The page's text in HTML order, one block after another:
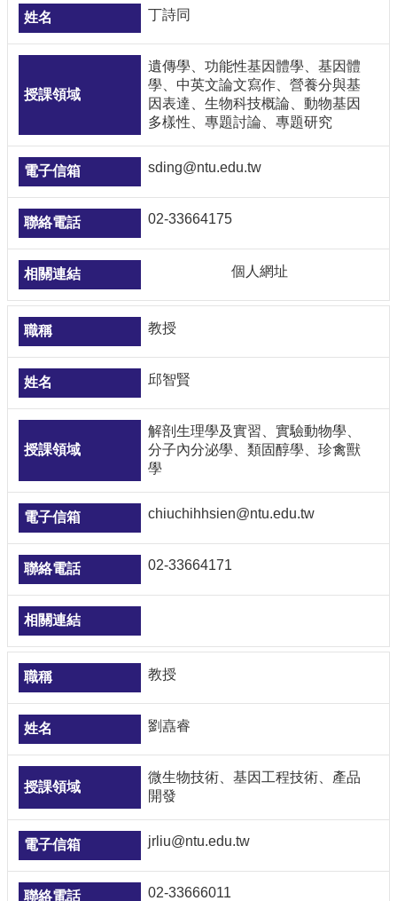
丁詩同
遺傳學、功能性基因體學、基因體
學、中英文論文寫作、營養分與基
因表達、生物科技概論、動物基因
多樣性、專題討論、專題研究
sding@ntu.edu.tw
02-33664175
個人網址
教授
邱智賢
解剖生理學及實習、實驗動物學、
分子內分泌學、類固醇學、珍禽獸
學
chiuchihhsien@ntu.edu.tw
02-33664171
教授
劉嚞睿
微生物技術、基因工程技術、產品
開發
jrliu@ntu.edu.tw
02-33666011